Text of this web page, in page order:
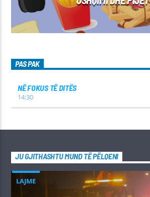
PAS PAK
NË FOKUS TË DITËS
14:30
JU GJITHASHTU MUND TË PËLQENI
LAJME